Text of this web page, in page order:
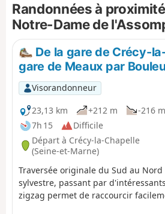
assez loin. On traverse aussi les
Vaucourtois, avec leurs églises et
seconde partie est beaucoup plus
une section d'Aqueduc de la Dhuys,
Meaux-Boutigny, traverse les forêts
Comte, longe la Marne avant de
rapide (ou plus longue suivant
Meaux.
Randonnées à
Notre-Dame de
De la gare de Crécy-
gare de Meaux par
Visorandonneur
23,13 km
+212 m
-216 m
7h 15
Difficile
Départ à Crécy-la-Chapelle
(Seine-et-Marne)
Traversée originale du Sud au
sylvestre, passant par
zigzag permet de raccourcir